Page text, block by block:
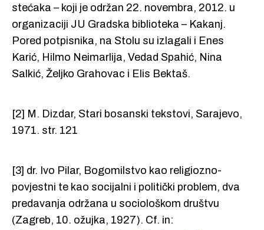
stećaka – koji je održan 22. novembra, 2012. u
organizaciji JU Gradska biblioteka – Kakanj.
Pored potpisnika, na Stolu su izlagali i Enes
Karić, Hilmo Neimarlija, Vedad Spahić, Nina
Salkić, Željko Grahovac i Elis Bektaš.
[2] M. Dizdar, Stari bosanski tekstovi, Sarajevo,
1971. str. 121
[3] dr. Ivo Pilar, Bogomilstvo kao religiozno-
povjestni te kao socijalni i politički problem, dva
predavanja održana u sociološkom društvu
(Zagreb, 10. ožujka, 1927). Cf. in: